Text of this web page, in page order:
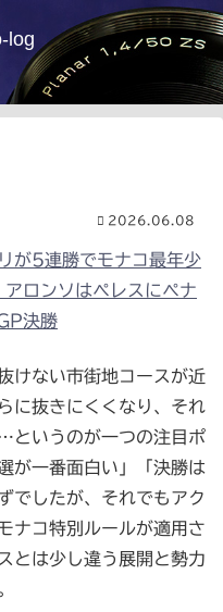
log
2026.06.08
が5連勝でモナコ最年少
ロンソはペレスにペナ
決勝
けない市街地コースが近
に抜きにくくなり、それ
というのが一つの注目ポ
が一番面白い」「決勝は
でしたが、それでもアク
ナコ特別ルールが適用さ
とは少し違う展開と勢力